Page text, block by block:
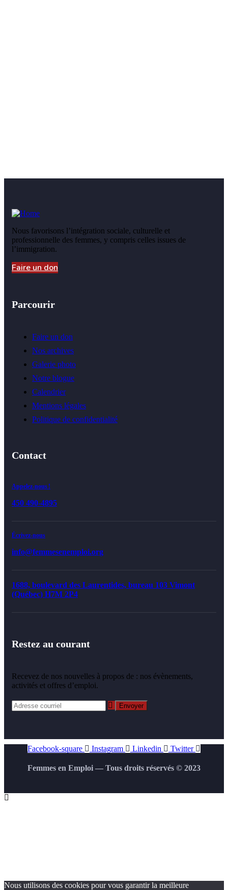
Nous favorisons l’intégration sociale, culturelle et
professionnelle des femmes, y compris celles issues de
l’immigration.
Faire un don
Parcourir
Faire un don
Nos archives
Galerie photo
Notre blogue
Calendrier
Mentions légales
Politique de confidentialité
Contact
Appelez-nous !
450 490-4895
Écrivez-nous
info@femmesenemploi.org
1688, boulevard des Laurentides, bureau 103 Vimont
(Québec) H7M 2P4
Restez au courant
Recevez de nos nouvelles à propos de : nos évènements,
activités et offres d’emploi.
Facebook-square Instagram Linkedin Twitter
Femmes en Emploi — Tous droits réservés © 2023
Nous utilisons des cookies pour vous garantir la meilleure